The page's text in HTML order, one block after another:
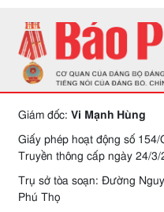
Giám đốc: Vi Mạnh Hùng
Giấy phép hoạt động số
Truyền thông cấp ngày 24/3/
Trụ sở tòa soạn: Đường
Phú Thọ